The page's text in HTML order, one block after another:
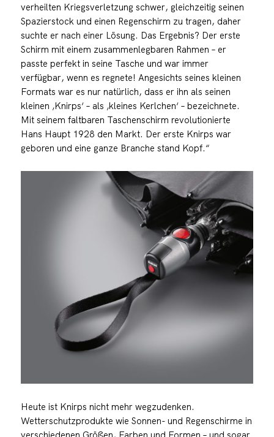
verheilten Kriegsverletzung schwer, gleichzeitig seinen
Spazierstock und einen Regenschirm zu tragen, daher
suchte er nach einer Lösung. Das Ergebnis? Der erste
Schirm mit einem zusammenlegbaren Rahmen – er
passte perfekt in seine Tasche und war immer
verfügbar, wenn es regnete! Angesichts seines kleinen
Formats war es nur natürlich, dass er ihn als seinen
kleinen ‚Knirps‘ – als ‚kleines Kerlchen‘ – bezeichnete.
Mit seinem faltbaren Taschenschirm revolutionierte
Hans Haupt 1928 den Markt. Der erste Knirps war
geboren und eine ganze Branche stand Kopf.“
Heute ist Knirps nicht mehr wegzudenken.
Wetterschutzprodukte wie Sonnen- und Regenschirme in